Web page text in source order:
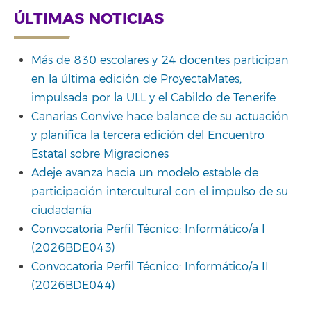
ÚLTIMAS NOTICIAS
Más de 830 escolares y 24 docentes participan
en la última edición de ProyectaMates,
impulsada por la ULL y el Cabildo de Tenerife
Canarias Convive hace balance de su actuación
y planifica la tercera edición del Encuentro
Estatal sobre Migraciones
Adeje avanza hacia un modelo estable de
participación intercultural con el impulso de su
ciudadanía
Convocatoria Perfil Técnico: Informático/a I
(2026BDE043)
Convocatoria Perfil Técnico: Informático/a II
(2026BDE044)